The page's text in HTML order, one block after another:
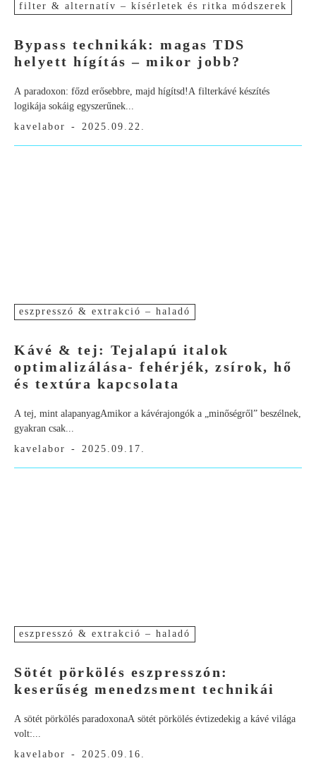
filter & alternatív – kísérletek és ritka módszerek
Bypass technikák: magas TDS
helyett hígítás – mikor jobb?
A paradoxon: főzd erősebbre, majd hígítsd!A filterkávé készítés
logikája sokáig egyszerűnek...
kavelabor
- 2025.09.22.
eszpresszó & extrakció – haladó
Kávé & tej: Tejalapú italok
optimalizálása- fehérjék, zsírok, hő
és textúra kapcsolata
A tej, mint alapanyagAmikor a kávérajongók a „minőségről” beszélnek,
gyakran csak...
kavelabor
- 2025.09.17.
eszpresszó & extrakció – haladó
Sötét pörkölés eszpresszón:
keserűség menedzsment technikái
A sötét pörkölés paradoxonaA sötét pörkölés évtizedekig a kávé világa
volt:...
kavelabor
- 2025.09.16.